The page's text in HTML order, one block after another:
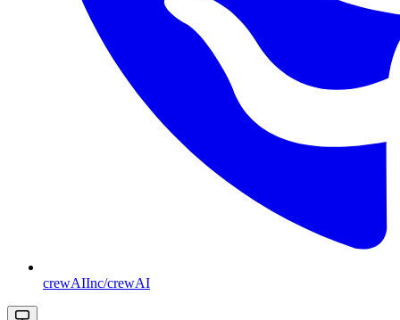
crewAIInc/crewAI